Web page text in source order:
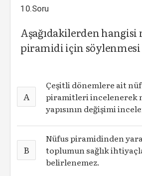
10.Soru
Aşağıdakilerden hangisi
piramidi için söylenmesi
A
Çeşitli dönemlere ait
piramitleri incelenerek
yapısının değişimi
B
Nüfus piramidinden
toplumun sağlık
belirlenemez.